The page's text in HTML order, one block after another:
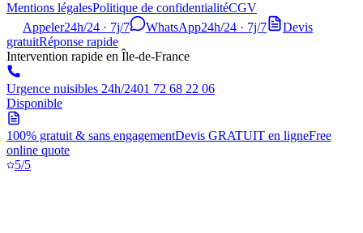
Mentions légalesPolitique de confidentialitéCGV
Appeler24h/24 · 7j/7 WhatsApp24h/24 · 7j/7
Devis
gratuitRéponse rapide
Intervention rapide en Île-de-France
Urgence nuisibles 24h/2401 72 68 22 06
Disponible
100% gratuit & sans engagementDevis GRATUIT en ligneFree
online quote
5/5